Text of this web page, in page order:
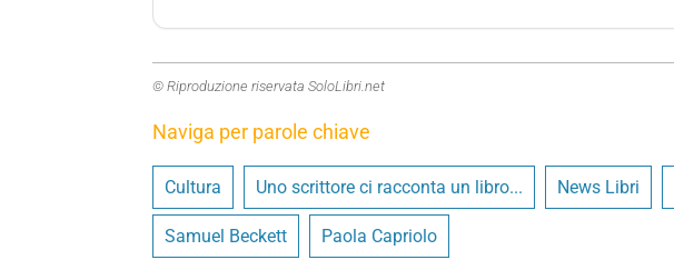
© Riproduzione riservata SoloLibri.net
Naviga per parole chiave
Cultura Uno scrittore ci racconta un libro... News Libri
Samuel Beckett Paola Capriolo